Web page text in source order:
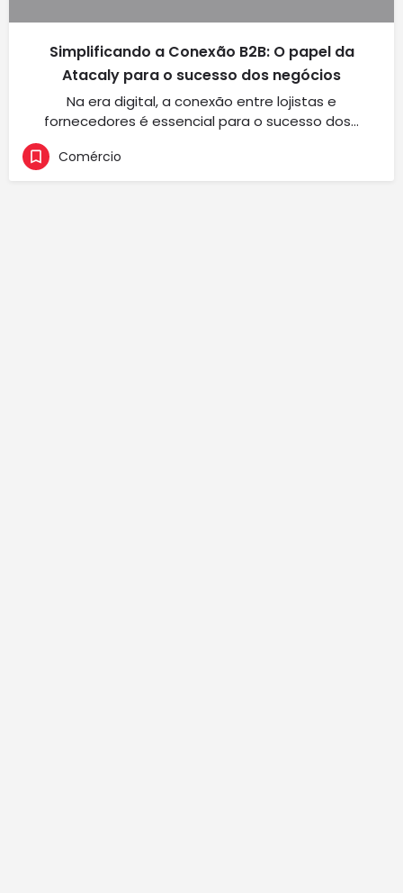
Simplificando a Conexão B2B: O papel da
Atacaly para o sucesso dos negócios
Na era digital, a conexão entre lojistas e
fornecedores é essencial para o sucesso dos…
Comércio